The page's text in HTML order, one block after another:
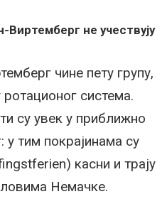
не учествују
чине пету групу,
система.
су увек у приближно
у тим покрајинама су
касни и трају
Немачке.